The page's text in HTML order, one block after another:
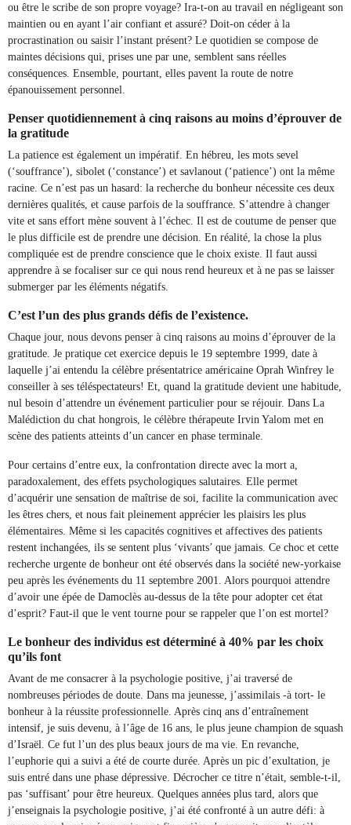
ou être le scribe de son propre voyage? Ira-t-on au travail en négligeant son
maintien ou en ayant l’air confiant et assuré? Doit-on céder à la
procrastination ou saisir l’instant présent? Le quotidien se compose de
maintes décisions qui, prises une par une, semblent sans réelles
conséquences. Ensemble, pourtant, elles pavent la route de notre
épanouissement personnel.
Penser quotidiennement à cinq raisons au moins d’éprouver de
la gratitude
La patience est également un impératif. En hébreu, les mots sevel
(‘souffrance’), sibolet (‘constance’) et savlanout (‘patience’) ont la même
racine. Ce n’est pas un hasard: la recherche du bonheur nécessite ces deux
dernières qualités, et cause parfois de la souffrance. S’attendre à changer
vite et sans effort mène souvent à l’échec. Il est de coutume de penser que
le plus difficile est de prendre une décision. En réalité, la chose la plus
compliquée est de prendre conscience que le choix existe. Il faut aussi
apprendre à se focaliser sur ce qui nous rend heureux et à ne pas se laisser
submerger par les éléments négatifs.
C’est l’un des plus grands défis de l’existence.
Chaque jour, nous devons penser à cinq raisons au moins d’éprouver de la
gratitude. Je pratique cet exercice depuis le 19 septembre 1999, date à
laquelle j’ai entendu la célèbre présentatrice américaine Oprah Winfrey le
conseiller à ses téléspectateurs! Et, quand la gratitude devient une habitude,
nul besoin d’attendre un événement particulier pour se réjouir. Dans La
Malédiction du chat hongrois, le célèbre thérapeute Irvin Yalom met en
scène des patients atteints d’un cancer en phase terminale.
Pour certains d’entre eux, la confrontation directe avec la mort a,
paradoxalement, des effets psychologiques salutaires. Elle permet
d’acquérir une sensation de maîtrise de soi, facilite la communication avec
les êtres chers, et nous fait pleinement apprécier les plaisirs les plus
élémentaires. Même si les capacités cognitives et affectives des patients
restent inchangées, ils se sentent plus ‘vivants’ que jamais. Ce choc et cette
recherche urgente de bonheur ont été observés dans la société new-yorkaise
peu après les événements du 11 septembre 2001. Alors pourquoi attendre
d’avoir une épée de Damoclès au-dessus de la tête pour adopter cet état
d’esprit? Faut-il que le vent tourne pour se rappeler que l’on est mortel?
Le bonheur des individus est déterminé à 40% par les choix
qu’ils font
Avant de me consacrer à la psychologie positive, j’ai traversé de
nombreuses périodes de doute. Dans ma jeunesse, j’assimilais -à tort- le
bonheur à la réussite professionnelle. Après cinq ans d’entraînement
intensif, je suis devenu, à l’âge de 16 ans, le plus jeune champion de squash
d’Israël. Ce fut l’un des plus beaux jours de ma vie. En revanche,
l’euphorie qui a suivi a été de courte durée. Après un pic d’exultation, je
suis entré dans une phase dépressive. Décrocher ce titre n’était, semble-t-il,
pas ‘suffisant’ pour être heureux. Quelques années plus tard, alors que
j’enseignais la psychologie positive, j’ai été confronté à un autre défi: à